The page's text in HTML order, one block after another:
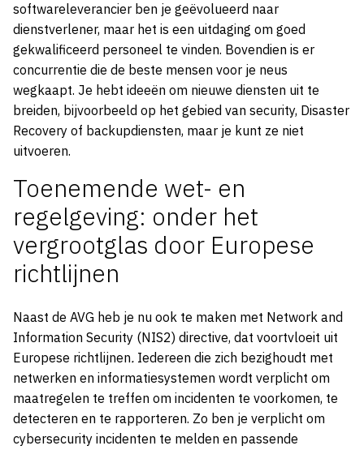
softwareleverancier ben je geëvolueerd naar
dienstverlener, maar het is een uitdaging om goed
gekwalificeerd personeel te vinden. Bovendien is er
concurrentie die de beste mensen voor je neus
wegkaapt. Je hebt ideeën om nieuwe diensten uit te
breiden, bijvoorbeeld op het gebied van security, Disaster
Recovery of backupdiensten, maar je kunt ze niet
uitvoeren.
Toenemende wet- en
regelgeving: onder het
vergrootglas door Europese
richtlijnen
Naast de AVG heb je nu ook te maken met Network and
Information Security (NIS2) directive, dat voortvloeit uit
Europese richtlijnen. Iedereen die zich bezighoudt met
netwerken en informatiesystemen wordt verplicht om
maatregelen te treffen om incidenten te voorkomen, te
detecteren en te rapporteren. Zo ben je verplicht om
cybersecurity incidenten te melden en passende